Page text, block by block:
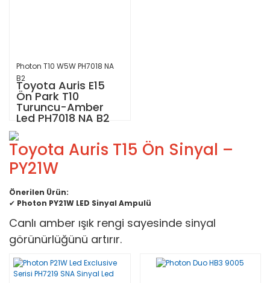
Photon T10 W5W PH7018 NA
B2
Toyota Auris E15
Ön Park T10
Turuncu-Amber
Led PH7018 NA B2
Toyota Auris T15 Ön Sinyal –
PY21W
Önerilen Ürün:
✔ Photon PY21W LED Sinyal Ampulü
Canlı amber ışık rengi sayesinde sinyal
görünürlüğünü artırır.